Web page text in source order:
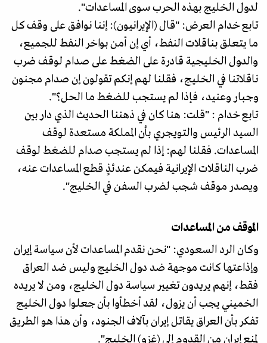
لدول الخليج بهذه الحرب سوى المساعدات".
تابع خدام العرض: "قال (الإيرانيون): إننا نوافق على وقف كل
ما يتعلق بناقلات النفط، أي إن أمن بواخر النفط للجميع،
والدول الخليجية قادرة على الضغط على صدام لوقف ضرب
ناقلاتنا في الخليج، فقلنا لهم إنكم تقولون إن صدام مجنون
وجبار وعنيد، فإذا لم يستجب للضغط ما الحل؟".
تابع خدام : "قلت: هنا كان في ذهننا الحديث الذي دار بين
السيد الرئيس والتويجري بأن المملكة مستعدة لوقف
المساعدات. فقلنا لهم: إذا لم يستجب صدام للضغط لوقف
ضرب الناقلات الإيرانية فيمكن عندئذٍ قطع المساعدات عنه،
ويصدر موقف شجب لضرب السفن في الخليج".
الموقف من المساعدات
وكان الرد السعودي: "نحن نقدم المساعدات لأن سياسة إيران
وإذاعتها كانت موجهة ضد دول الخليج وليس ضد العراق
فقط، إنهم يريدون تغيير سياسة دول الخليج، ومن لا يريده
الخميني يجب أن يزول، لقد أخطأوا بأن جعلوا دول الخليج
تفكر بأن العراق يقاتل إيران بآلاف الجنود، وأن هذا هو الطريق
لمنع إيران من القدوم إلى (غزو) الخليج".